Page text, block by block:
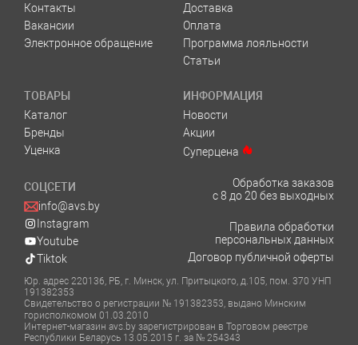
Контакты
Вакансии
Электронное обращение
Доставка
Оплата
Программа лояльности
Статьи
ТОВАРЫ
Каталог
Бренды
Уценка
ИНФОРМАЦИЯ
Новости
Акции
Суперцена
СОЦСЕТИ
info@avs.by
Instagram
Youtube
Tiktok
Обработка заказов
с 8 до 20 без выходных
Правила обработки
персональных данных
Договор публичной оферты
Юр. адрес 220136, РБ, г. Минск, ул. Притыцкого, д.105, пом. 370 УНП
191382353
Свидетельство о регистрации № 191382353, выдано Минским
горисполкомом 01.03.2010
Интернет-магазин avs.by зарегистрирован в Торговом реестре
Республики Беларусь 13.05.2015 г. за № 254343